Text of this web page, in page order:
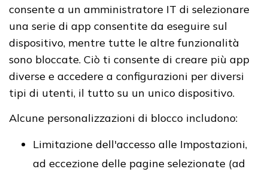
consente a un amministratore IT di selezionare
una serie di app consentite da eseguire sul
dispositivo, mentre tutte le altre funzionalità
sono bloccate. Ciò ti consente di creare più app
diverse e accedere a configurazioni per diversi
tipi di utenti, il tutto su un unico dispositivo.
Alcune personalizzazioni di blocco includono:
Limitazione dell'accesso alle Impostazioni,
ad eccezione delle pagine selezionate (ad